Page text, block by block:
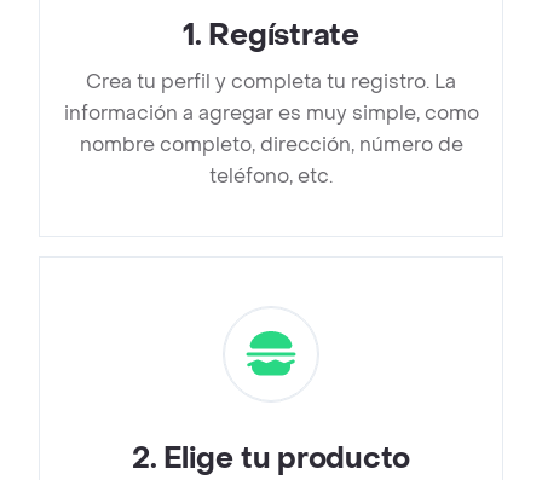
1. Regístrate
Crea tu perfil y completa tu registro. La
información a agregar es muy simple, como
nombre completo, dirección, número de
teléfono, etc.
2. Elige tu producto